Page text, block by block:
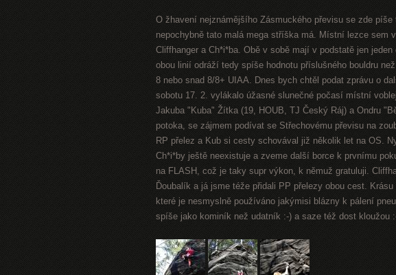
O žhavení nejznámějšího Zásmuckého převisu se zde
nepochybně tato malá mega stříška má. Místní lezce sem
Cliffhanger a Ch*i*ba. Obě v sobě mají v podstatě jen
obou linií odráží tedy spíše hodnotu příslušného bouldru
8 nebo snad 8/8+ UIAA. Dnes bych chtěl podat zprávu o
sobotu 17. 2. vylákalo úžasné slunečné počasí místní
Jakuba "Kuba" Žítka (19, HOUB, TJ Český Ráj) a Ondru
potoka, se zájmem podívat se Střechovému převisu na
RP přelez a Kub si cesty schovával již několik let na OS.
Ch*i*by ještě neexistuje a zveme další borce k prvnímu
na FLASH, což je taky supr výkon, k němuž gratuluji.
Ďoubalík a já jsme téže přidali PP přelezy obou cest.
které je nesmyslně používáno jakýmisi blázny k pálení
spíše jako kominík než udatník :-) a saze též dost kloužou